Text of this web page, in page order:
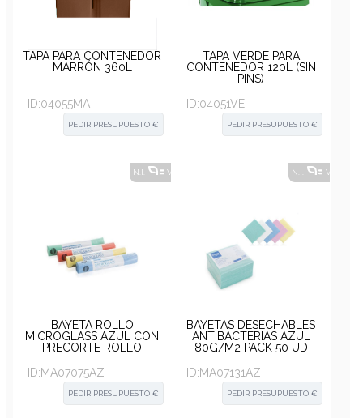
TAPA PARA CONTENEDOR
MARRÓN 360L
ID:04055MA
PEDIR PRESUPUESTO €
TAPA VERDE PARA
CONTENEDOR 120L (SIN
PINS)
ID:04051VE
PEDIR PRESUPUESTO €
N.I. VER ALTERNATIVAS
BAYETA ROLLO
MICROGLASS AZUL CON
PRECORTE ROLLO
ID:MA07075AZ
PEDIR PRESUPUESTO €
N.I. VER
BAYETAS DESECHABLES
ANTIBACTERIAS AZUL
80G/M2 PACK 50 UD
ID:MA07131AZ
PEDIR PRESUPUESTO €